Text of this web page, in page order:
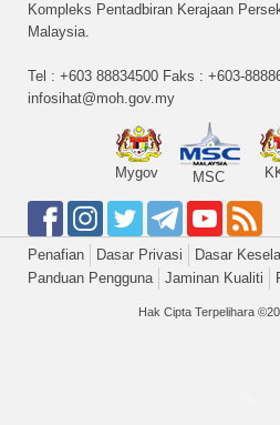
Kompleks Pentadbiran Kerajaan
Malaysia.
Tel : +603 88834500 Faks : +603-
infosihat@moh.gov.my
Mygov MSC
Penafian Dasar Privasi
Dasar
Panduan Pengguna
Jaminan Kualiti
Hak Cipta Terpelihara